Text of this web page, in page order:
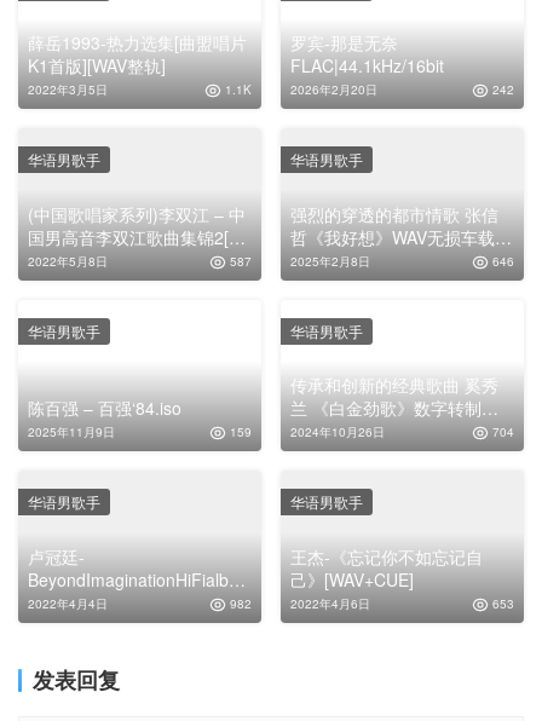
薛岳1993-热力选集[曲盟唱片
K1首版][WAV整轨]
2022年3月5日 1.1K
罗宾-那是无奈
FLAC|44.1kHz/16bit
2026年2月20日 242
(中国歌唱家系列)李双江 – 中
国男高音李双江歌曲集锦2[低
速原抓WAV+CUE]
2022年5月8日 587
华语男歌手
强烈的穿透的都市情歌 张信
哲《我好想》WAV无损车载音
乐专辑下载
2025年2月8日 646
华语男歌手
陈百强 – 百强‘84.iso
2025年11月9日 159
华语男歌手
传承和创新的经典歌曲 奚秀
兰 《白金劲歌》数字转制版
无损专辑
2024年10月26日 704
华语男歌手
卢冠廷-
BeyondImaginationHiFialbu
m2015[SACD/ISO]
2022年4月4日 982
华语男歌手
王杰-《忘记你不如忘记自
己》[WAV+CUE]
2022年4月6日 653
华语男歌手
发表回复